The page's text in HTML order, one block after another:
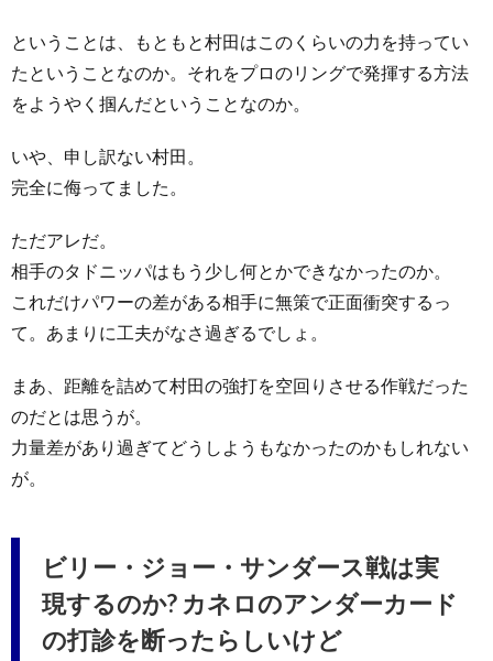
ということは、もともと村田はこのくらいの力を持ってい
たということなのか。それをプロのリングで発揮する方法
をようやく掴んだということなのか。
いや、申し訳ない村田。
完全に侮ってました。
ただアレだ。
相手のタドニッパはもう少し何とかできなかったのか。
これだけパワーの差がある相手に無策で正面衝突するっ
て。あまりに工夫がなさ過ぎるでしょ。
まあ、距離を詰めて村田の強打を空回りさせる作戦だった
のだとは思うが。
力量差があり過ぎてどうしようもなかったのかもしれない
が。
ビリー・ジョー・サンダース戦は実
現するのか? カネロのアンダーカード
の打診を断ったらしいけど